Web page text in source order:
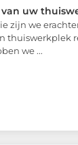
uw
zijn we
thuiswerkplek
we ...